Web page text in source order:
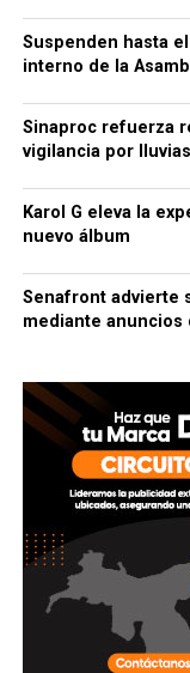
Suspenden hasta
interno de la
Sinaproc refuerza
vigilancia por lluvias
Karol G eleva la
nuevo álbum
Senafront advierte
mediante anuncios